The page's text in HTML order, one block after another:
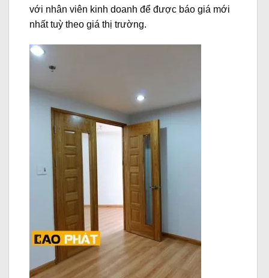
với nhân viên kinh doanh để được báo giá mới
nhất tuỳ theo giá thị trường.